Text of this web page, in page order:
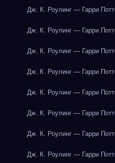
Дж. К. Роулинг — Гарри
Дж. К. Роулинг — Гарри
Дж. К. Роулинг — Гарри
Дж. К. Роулинг — Гарри
Дж. К. Роулинг — Гарри
Дж. К. Роулинг — Гарри
Дж. К. Роулинг — Гарри
Дж. К. Роулинг — Гарри